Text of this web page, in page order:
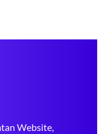
Website,